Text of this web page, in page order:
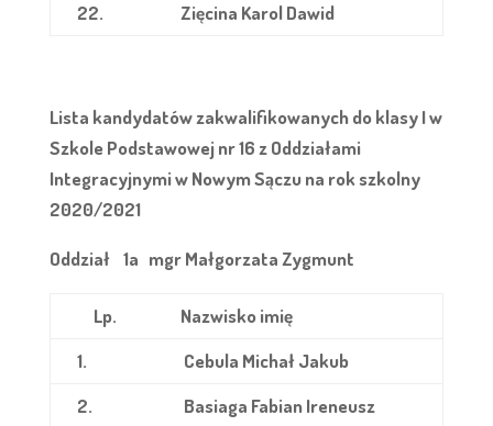
22.
Zięcina Karol Dawid
Lista kandydatów zakwalifikowanych do klasy I w
Szkole Podstawowej nr 16 z Oddziałami
Integracyjnymi w Nowym Sączu na rok szkolny
2020/2021
Oddział 1a mgr Małgorzata Zygmunt
Lp.
Nazwisko imię
1.
Cebula Michał Jakub
2.
Basiaga Fabian Ireneusz